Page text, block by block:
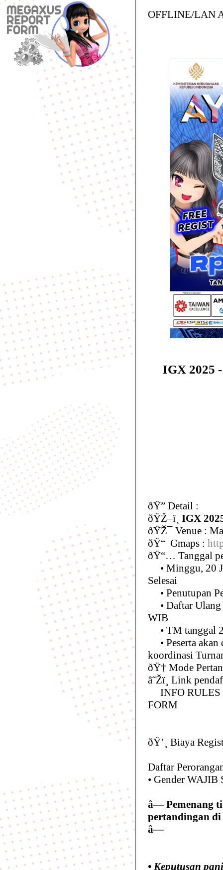
OFFLINE/LAN
IGX 2025
ðŸ” Detail :
ðŸŽ–ï¸ IGX
ðŸŽ¯ Venue :
ðŸ“ Gmaps :
ðŸ“… Tanggal
• Minggu, 20
Selesai
• Penutupan
• Daftar Ulang
WIB
• TM tanggal
• Peserta akan
koordinasi
ðŸ† Mode
â˜Žï¸ Link
INFO RULES
FORM
ðŸ’¸ Biaya
Daftar
• Gender
â— Pemenang
pertandingan
â—
• Keputusan